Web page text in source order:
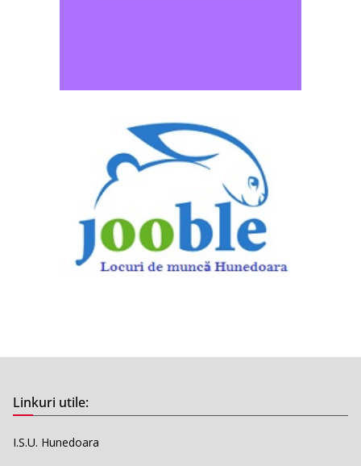
Linkuri utile:
I.S.U. Hunedoara